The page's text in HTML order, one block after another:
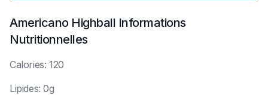
Americano Highball Informations
Nutritionnelles
Calories: 120
Lipides: 0g